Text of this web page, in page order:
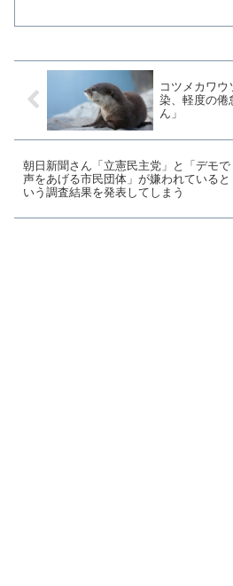
コツメカワ
染、軽度の倦
ん」
朝日新聞さん「立憲民主党」と「デモで
声をあげる市民団体」が嫌われていると
いう調査結果を発表してしまう